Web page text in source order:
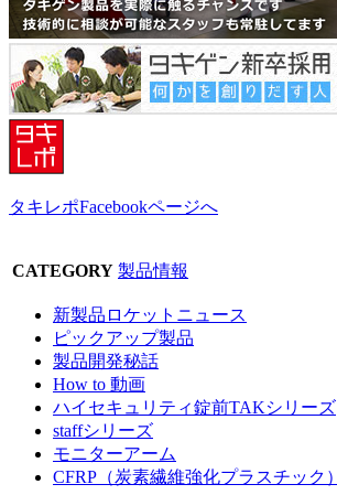
タキレポFacebookページへ
CATEGORY 製品情報
新製品ロケットニュース
ピックアップ製品
製品開発秘話
How to 動画
ハイセキュリティ錠前TAKシリーズ
staffシリーズ
モニターアーム
CFRP（炭素繊維強化プラスチック）